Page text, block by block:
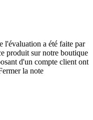
a été faite par
produit sur notre boutique
d'un compte client ont
la note